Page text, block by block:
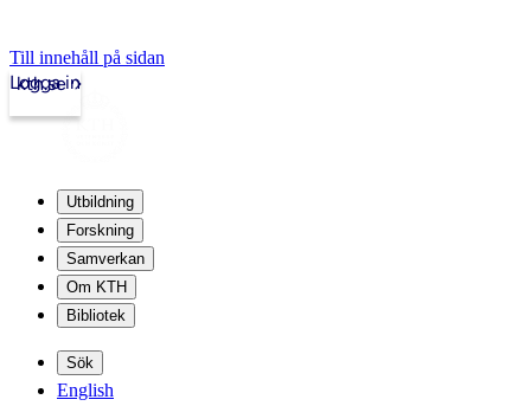
Till innehåll på sidan
kth.se
Logga in
Utbildning
Forskning
Samverkan
Om KTH
Bibliotek
Sök
English